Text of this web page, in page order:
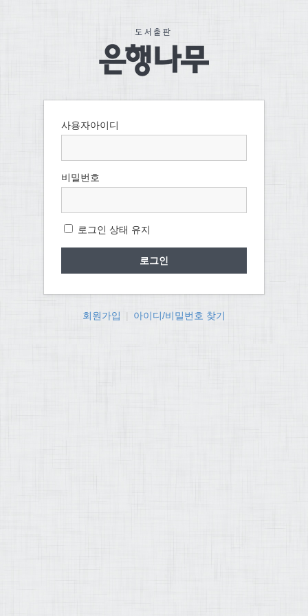
사용자아이디
비밀번호
로그인 상태 유지
회원가입 아이디/비밀번호 찾기